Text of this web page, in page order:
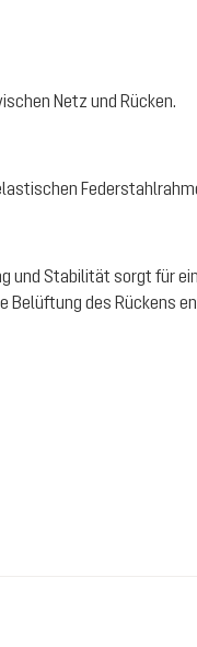
Netz und Rücken.
und Stabilität sorgt für
Belüftung des Rückens